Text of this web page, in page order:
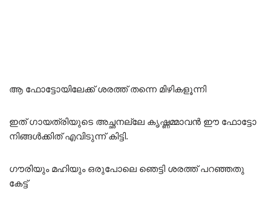
ആ ഫോട്ടോയിലേക്ക് ശരത്ത് തന്നെ മിഴികളൂന്നി
ഇത് ഗായത്രിയുടെ അച്ഛനല്ലേ കൃഷ്ണമ്മാവൻ ഈ ഫോട്ടോ
നിങ്ങൾക്കിത് എവിടുന്ന് കിട്ടി.
ഗൗരിയും മഹിയും ഒരുപോലെ ഞെട്ടി ശരത്ത് പറഞ്ഞതു
കേട്ട്